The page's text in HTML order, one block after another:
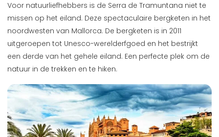
Voor natuurliefhebbers is de Serra de Tramuntana niet te
missen op het eiland. Deze spectaculaire bergketen in het
noordwesten van Mallorca. De bergketen is in 2011
uitgeroepen tot Unesco-werelderfgoed en het bestrijkt
een derde van het gehele eiland. Een perfecte plek om de
natuur in de trekken en te hiken.